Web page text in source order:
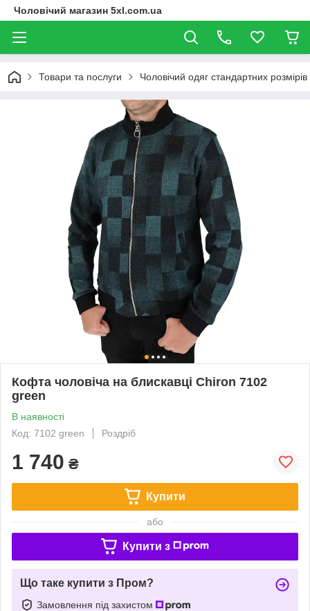
Чоловічий магазин 5xl.com.ua
Товари та послуги Чоловічий одяг стандартних розмірів
Кофта чоловіча на блискавці Chiron 7102
green
В наявності
Код: 7102 green
Роздріб
1 740 ₴
Купити
або
Купити з
Що таке купити з Пром?
Замовлення під захистом